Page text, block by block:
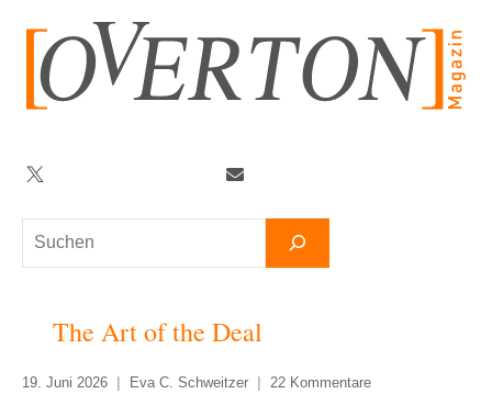
springen
Suchen
Twitter
The Art of the Deal
19. Juni 2026 Eva C. Schweitzer 22 Kommentare